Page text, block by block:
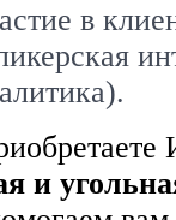
в
и